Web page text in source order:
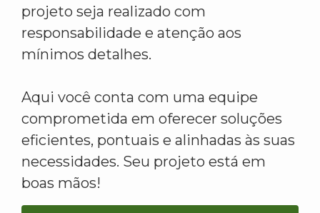
projeto seja realizado com
responsabilidade e atenção aos
mínimos detalhes.
Aqui você conta com uma equipe
comprometida em oferecer soluções
eficientes, pontuais e alinhadas às suas
necessidades. Seu projeto está em
boas mãos!